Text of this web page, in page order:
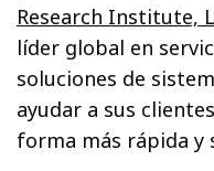
Research Institute,
líder global en
soluciones de
ayudar a sus
forma más rápida y